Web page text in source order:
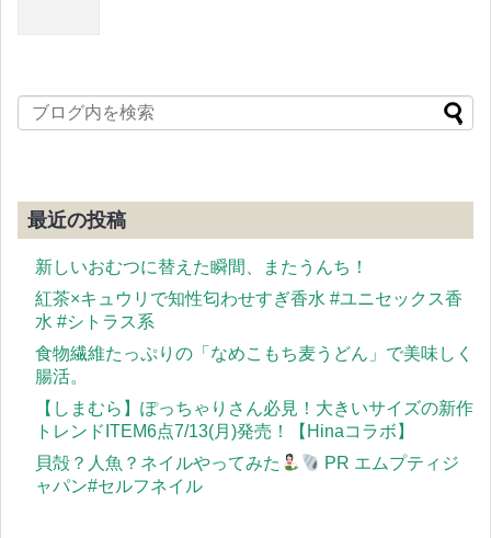
最近の投稿
新しいおむつに替えた瞬間、またうんち！
紅茶×キュウリで知性匂わせすぎ香水 #ユニセックス香
水 #シトラス系
食物繊維たっぷりの「なめこもち麦うどん」で美味しく
腸活。
【しまむら】ぽっちゃりさん必見！大きいサイズの新作
トレンドITEM6点7/13(月)発売！【Hinaコラボ】
貝殻？人魚？ネイルやってみた
PR エムプティジ
ャパン#セルフネイル